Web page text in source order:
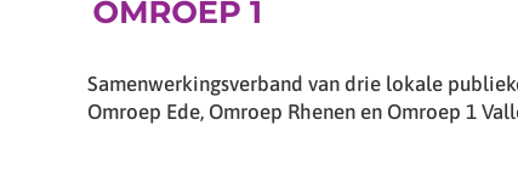
Samenwerkingsverband van drie lokale
Omroep Ede, Omroep Rhenen en Omroep 1